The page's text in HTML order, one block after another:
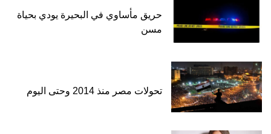
حريق مأساوي في البحيرة يودي بحياة
مسن
تحولات مصر منذ 2014 وحتى اليوم